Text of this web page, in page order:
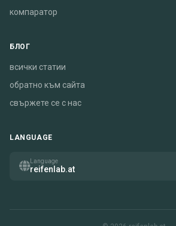
компаратор
БЛОГ
всички статии
обратно към сайта
свържете се с нас
LANGUAGE
Language
reifenlab.at